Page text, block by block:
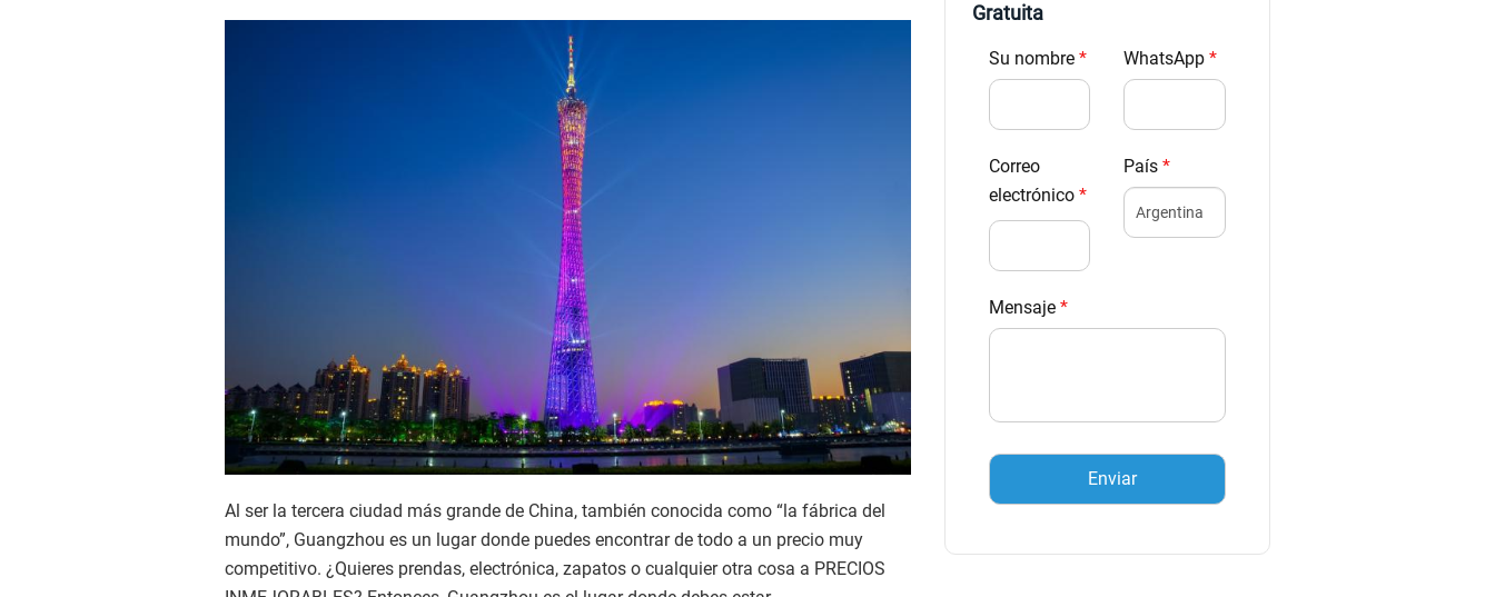
Al ser la tercera ciudad más grande de China, también conocida como “la fábrica del
mundo”, Guangzhou es un lugar donde puedes encontrar de todo a un precio muy
competitivo. ¿Quieres prendas, electrónica, zapatos o cualquier otra cosa a PRECIOS
Gratuita
Su nombre * WhatsApp*
Correo
electrónico *
País*
Mensaje *